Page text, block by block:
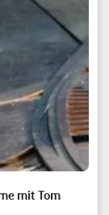
mit Tom